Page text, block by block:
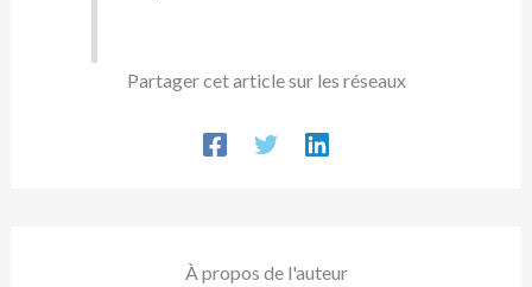
Partager cet article sur les réseaux
À propos de l'auteur